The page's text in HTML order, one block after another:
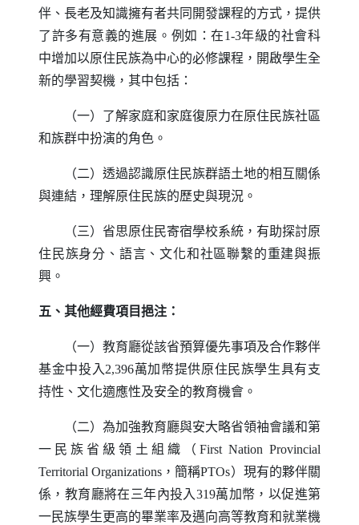
伴、長老及知識擁有者共同開發課程的方式，提供
了許多有意義的進展。例如：在1-3年級的社會科
中增加以原住民族為中心的必修課程，開啟學生全
新的學習契機，其中包括：
（一）了解家庭和家庭復原力在原住民族社區
和族群中扮演的角色。
（二）透過認識原住民族群語土地的相互關係
與連結，理解原住民族的歷史與現況。
（三）省思原住民寄宿學校系統，有助探討原
住民族身分、語言、文化和社區聯繫的重建與振
興。
五、其他經費項目挹注：
（一）教育廳從該省預算優先事項及合作夥伴
基金中投入2,396萬加幣提供原住民族學生具有支
持性、文化適應性及安全的教育機會。
（二）為加強教育廳與安大略省領袖會議和第
一民族省級領土組織（ First Nation Provincial
Territorial Organizations ，簡稱PTOs）現有的夥伴關
係，教育廳將在三年內投入319萬加幣，以促進第
一民族學生更高的畢業率及邁向高等教育和就業機